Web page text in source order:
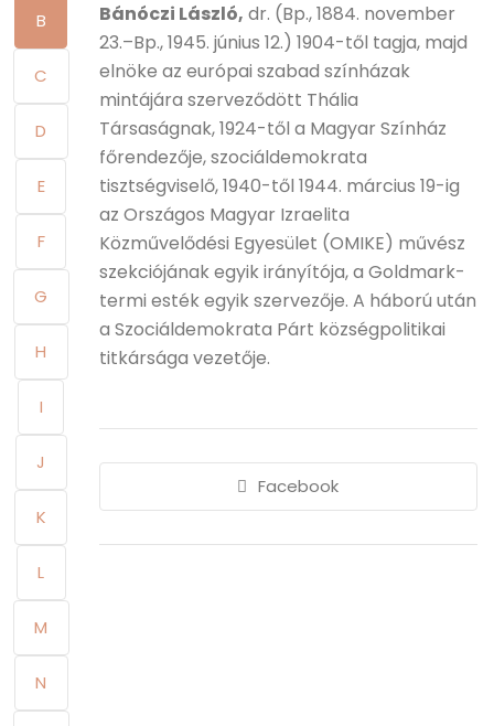
B
C
D
E
F
G
H
I
J
K
L
M
N
Bánóczi László, dr. (Bp., 1884. november
23.–Bp., 1945. június 12.) 1904-től tagja, majd
elnöke az európai szabad színházak
mintájára szerveződött Thália
Társaságnak, 1924-től a Magyar Színház
főrendezője, szociáldemokrata
tisztségviselő, 1940-től 1944. március 19-ig
az Országos Magyar Izraelita
Közművelődési Egyesület (OMIKE) művész
szekciójának egyik irányítója, a Goldmark-
termi esték egyik szervezője. A háború után
a Szociáldemokrata Párt községpolitikai
titkársága vezetője.
Facebook